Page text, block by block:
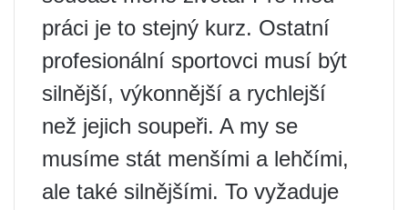
práci je to stejný kurz. Ostatní
profesionální sportovci musí být
silnější, výkonnější a rychlejší
než jejich soupeři. A my se
musíme stát menšími a lehčími,
ale také silnějšími. To vyžaduje